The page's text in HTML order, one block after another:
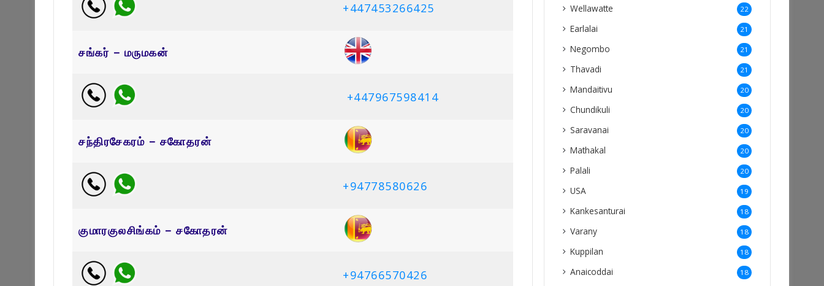
+447453266425
சங்கர் – மருமகன்
+447967598414
சந்திரசேகரம் – சகோதரன்
+94778580626
குமாரகுலசிங்கம் – சகோதரன்
+94766570426
Wellawatte 22
Earlalai 21
Negombo 21
Thavadi 21
Mandaitivu 20
Chundikuli 20
Saravanai 20
Mathakal 20
Palali 20
USA 19
Kankesanturai 18
Varany 18
Kuppilan 18
Anaicoddai 18